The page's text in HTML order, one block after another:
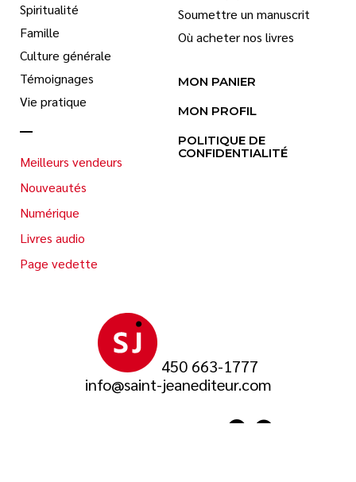
450 663-1777
info@saint-jeanediteur.com
Spiritualité
Famille
Culture générale
Témoignages
Vie pratique
Meilleurs vendeurs
Nouveautés
Numérique
Livres audio
Page vedette
Soumettre un manuscrit
Où acheter nos livres
MON PANIER
MON PROFIL
POLITIQUE DE
CONFIDENTIALITÉ